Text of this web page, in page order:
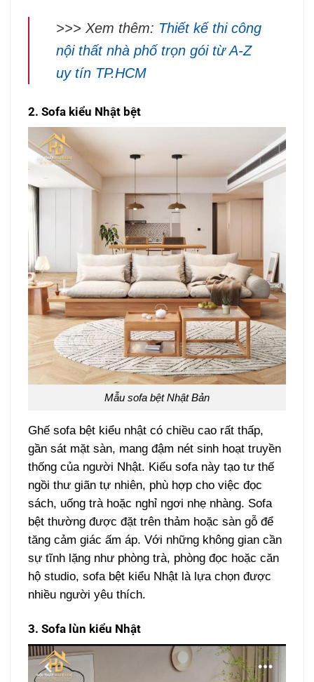
>>> Xem thêm: Thiết kế thi công
nội thất nhà phố trọn gói từ A-Z
uy tín TP.HCM
2. Sofa kiểu Nhật bệt
Mẫu sofa bệt Nhật Bản
Ghế sofa bệt kiểu nhật có chiều cao rất thấp,
gần sát mặt sàn, mang đậm nét sinh hoạt truyền
thống của người Nhật. Kiểu sofa này tạo tư thế
ngồi thư giãn tự nhiên, phù hợp cho việc đọc
sách, uống trà hoặc nghỉ ngơi nhẹ nhàng. Sofa
bệt thường được đặt trên thảm hoặc sàn gỗ để
tăng cảm giác ấm áp. Với những không gian cần
sự tĩnh lặng như phòng trà, phòng đọc hoặc căn
hộ studio, sofa bệt kiểu Nhật là lựa chọn được
nhiều người yêu thích.
3. Sofa lùn kiểu Nhật